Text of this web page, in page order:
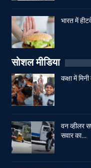
भारत में
सोशल मीडिया
कक्षा में
वन व्हीलर
सवार का…